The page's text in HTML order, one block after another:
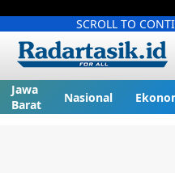
SCROLL TO
Jawa
Barat
Nasional